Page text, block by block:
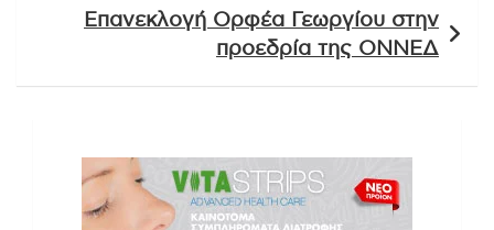
Επανεκλογή Ορφέα Γεωργίου στην
προεδρία της ΟΝΝΕΔ